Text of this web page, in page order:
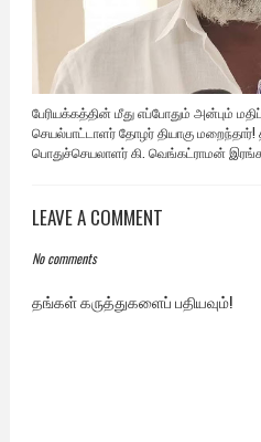
பேரியக்கத்தின் மீது எப்போதும் அன்பும்
செயல்பாட்டாளர் தோழர் தியாகு மறைந்தார்!
பொதுச்செயலாளர் கி. வெங்கட்ராமன்
LEAVE A COMMENT
No comments
தங்கள் கருத்துகளைப் பதியவும்!